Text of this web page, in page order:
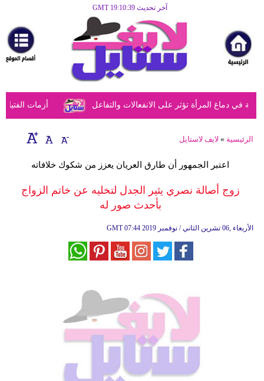
آخر تحديث GMT 19:10:39
مرأة
أزياء
أزياء
إسلامية
صحة
أزمات الفتيات دماغ المرأة تؤثر على الانفعالات والتفاعل
الرئيسية » لايف لاستايل
اعتبر الجمهور أن طارق العريان يعزز من شكوك خلافاته
زوج أصالة نصري يثير الجدل لتخليه عن خاتم الزواج
بأحدث صور له
GMT 07:44 2019 الأربعاء ,06 تشرين الثاني / نوفمبر